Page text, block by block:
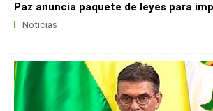
Paz anuncia paquete de leyes para
Noticias